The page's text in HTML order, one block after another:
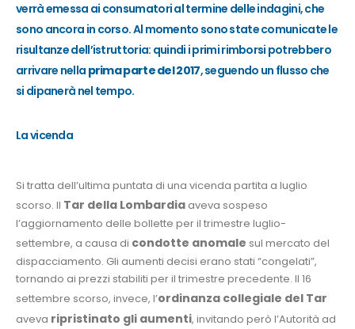
verrà emessa ai consumatori al termine delle indagini, che
sono ancora in corso. Al momento sono state comunicate le
risultanze dell’istruttoria: quindi i primi rimborsi potrebbero
arrivare nella prima parte del 2017, seguendo un flusso che
si dipanerà nel tempo.
La vicenda
Si tratta dell’ultima puntata di una vicenda partita a luglio
scorso. Il Tar della Lombardia aveva sospeso
l’aggiornamento delle bollette per il trimestre luglio-
settembre, a causa di condotte anomale sul mercato del
dispacciamento. Gli aumenti decisi erano stati “congelati”,
tornando ai prezzi stabiliti per il trimestre precedente. Il 16
settembre scorso, invece, l’ordinanza collegiale del Tar
aveva ripristinato gli aumenti, invitando però l’Autorità ad